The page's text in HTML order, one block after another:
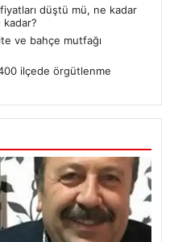
düştü mü, ne kadar
ve bahçe mutfağı
ilçede örgütlenme